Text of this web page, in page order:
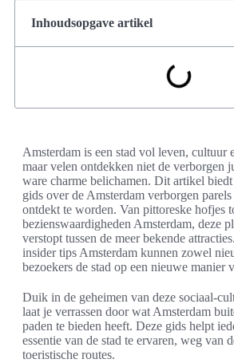
Inhoudsopgave artikel
Amsterdam is een stad vol leven, cultuur
maar velen ontdekken niet de verborgen
ware charme belichamen. Dit artikel
gids over de Amsterdam verborgen
ontdekt te worden. Van pittoreske hofjes
bezienswaardigheden Amsterdam, deze
verstopt tussen de meer bekende
insider tips Amsterdam kunnen zowel
bezoekers de stad op een nieuwe manier
Duik in de geheimen van deze sociaal-
laat je verrassen door wat Amsterdam
paden te bieden heeft. Deze gids helpt
essentie van de stad te ervaren, weg van
toeristische routes.